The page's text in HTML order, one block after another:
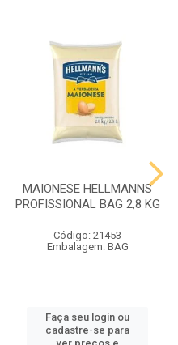
MAIONESE HELLMANNS
PROFISSIONAL BAG 2,8 KG
Código: 21453
Embalagem: BAG
Faça seu login ou
cadastre-se para